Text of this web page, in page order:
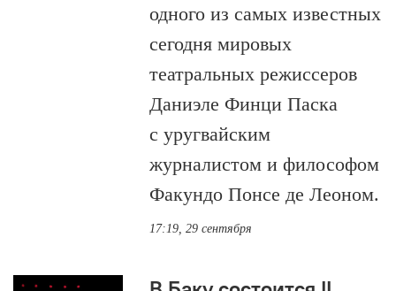
одного из самых известных
сегодня мировых
театральных режиссеров
Даниэле Финци Паска
с уругвайским
журналистом и философом
Факундо Понсе де Леоном.
17:19, 29 сентября